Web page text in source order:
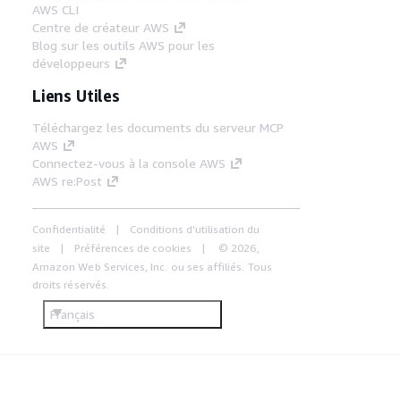
AWS CLI
Centre de créateur AWS
Blog sur les outils AWS pour les
développeurs
Liens Utiles
Téléchargez les documents du serveur MCP
AWS
Connectez-vous à la console AWS
AWS re:Post
Confidentialité
Conditions d'utilisation du
site
Préférences de cookies
© 2026,
Amazon Web Services, Inc. ou ses affiliés. Tous
droits réservés.
Français